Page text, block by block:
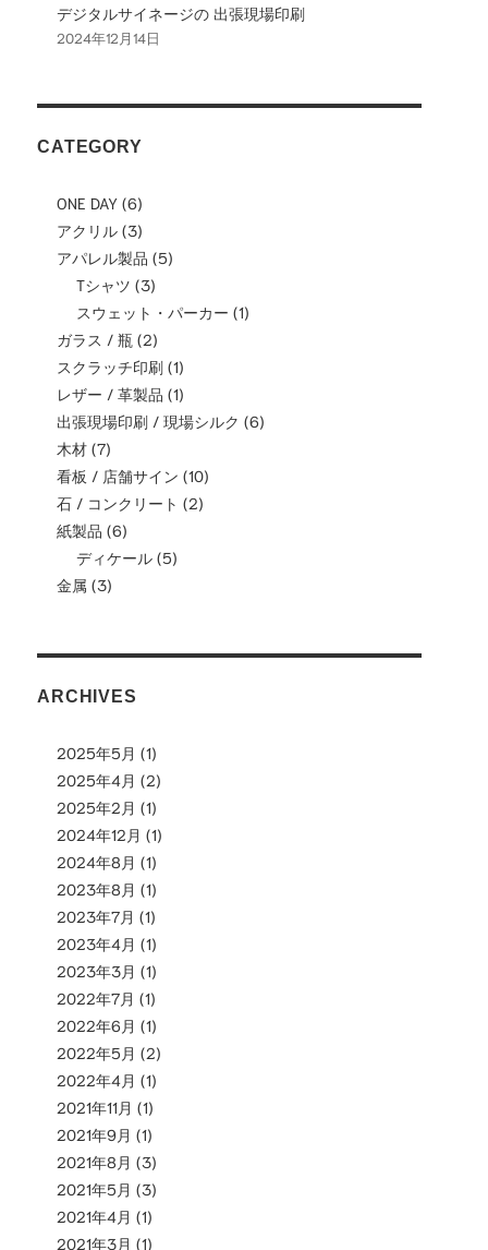
デジタルサイネージの 出張現場印刷
2024年12月14日
CATEGORY
ONE DAY (6)
アクリル (3)
アパレル製品 (5)
Tシャツ (3)
スウェット・パーカー (1)
ガラス / 瓶 (2)
スクラッチ印刷 (1)
レザー / 革製品 (1)
出張現場印刷 / 現場シルク (6)
木材 (7)
看板 / 店舗サイン (10)
石 / コンクリート (2)
紙製品 (6)
ディケール (5)
金属 (3)
ARCHIVES
2025年5月 (1)
2025年4月 (2)
2025年2月 (1)
2024年12月 (1)
2024年8月 (1)
2023年8月 (1)
2023年7月 (1)
2023年4月 (1)
2023年3月 (1)
2022年7月 (1)
2022年6月 (1)
2022年5月 (2)
2022年4月 (1)
2021年11月 (1)
2021年9月 (1)
2021年8月 (3)
2021年5月 (3)
2021年4月 (1)
2021年3月 (1)